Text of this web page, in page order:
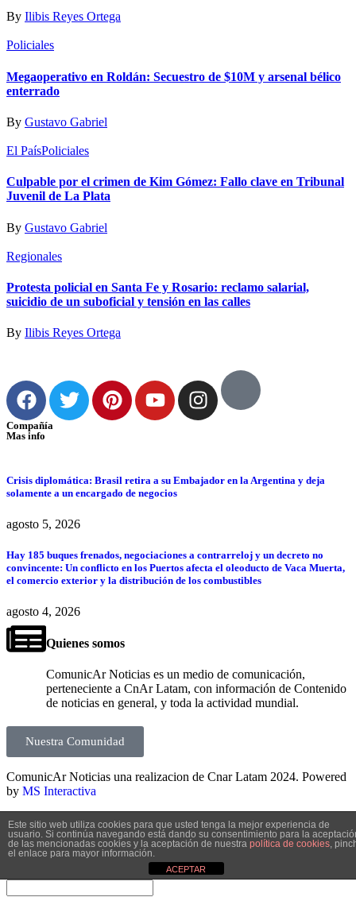
By Ilibis Reyes Ortega
Policiales
Megaoperativo en Roldán: Secuestro de $10M y arsenal bélico
enterrado
By Gustavo Gabriel
El PaísPoliciales
Culpable por el crimen de Kim Gómez: Fallo clave en Tribunal
Juvenil de La Plata
By Gustavo Gabriel
Regionales
Protesta policial en Santa Fe y Rosario: reclamo salarial,
suicidio de un suboficial y tensión en las calles
By Ilibis Reyes Ortega
Compañía
Mas info
Crisis diplomática: Brasil retira a su Embajador en la Argentina y deja
solamente a un encargado de negocios
agosto 5, 2026
Hay 185 buques frenados, negociaciones a contrarreloj y un decreto no
convincente: Un conflicto en los Puertos afecta el oleoducto de Vaca Muerta,
el comercio exterior y la distribución de los combustibles
agosto 4, 2026
Quienes somos
ComunicAr Noticias es un medio de comunicación,
perteneciente a CnAr Latam, con información de Contenido
de noticias en general, y toda la actividad mundial.
Nuestra Comunidad
ComunicAr Noticias una realizacion de Cnar Latam 2024. Powered
by MS Interactiva
Este sitio web utiliza cookies para que usted tenga la mejor experiencia de
usuario. Si continúa navegando está dando su consentimiento para la
de las mencionadas cookies y la aceptación de nuestra política de cookies ,
el enlace para mayor información.
ACEPTAR
Welcome Back!
Sign in to your account
Nombre de usuario o correo electrónico